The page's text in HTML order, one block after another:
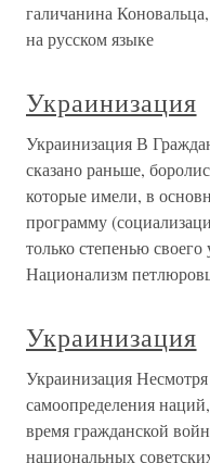
галичанина
на русском языке
Украинизация
Украинизация В
сказано раньше,
которые имели, в
программу
только степенью
Национализм
Украинизация
Украинизация
самоопределения
время гражданской
национальных